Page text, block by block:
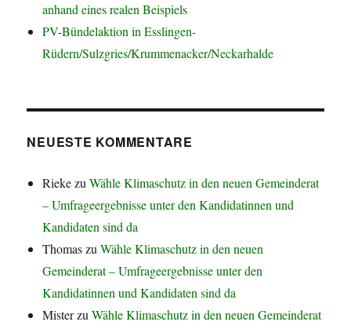
anhand eines realen Beispiels
PV-Bündelaktion in Esslingen-
Rüdern/Sulzgries/Krummenacker/Neckarhalde
NEUESTE KOMMENTARE
RiekezuWähle Klimaschutz in den neuen Gemeinderat
– Umfrageergebnisse unter den Kandidatinnen und
Kandidaten sind da
ThomaszuWähle Klimaschutz in den neuen
Gemeinderat – Umfrageergebnisse unter den
Kandidatinnen und Kandidaten sind da
MisterzuWähle Klimaschutz in den neuen Gemeinderat